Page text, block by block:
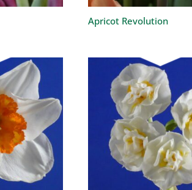
Apricot Revolution